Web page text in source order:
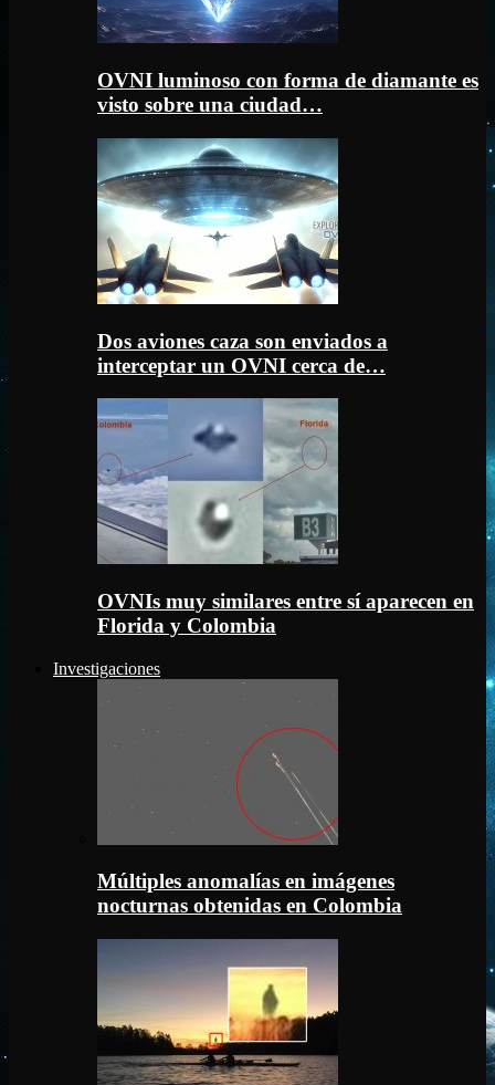
OVNI luminoso con forma de diamante es
visto sobre una ciudad…
Dos aviones caza son enviados a
interceptar un OVNI cerca de…
OVNIs muy similares entre sí aparecen en
Florida y Colombia
Investigaciones
Múltiples anomalías en imágenes
nocturnas obtenidas en Colombia